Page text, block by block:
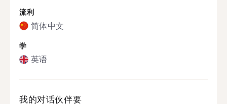
流利
简体中文
学
英语
我的对话伙伴要